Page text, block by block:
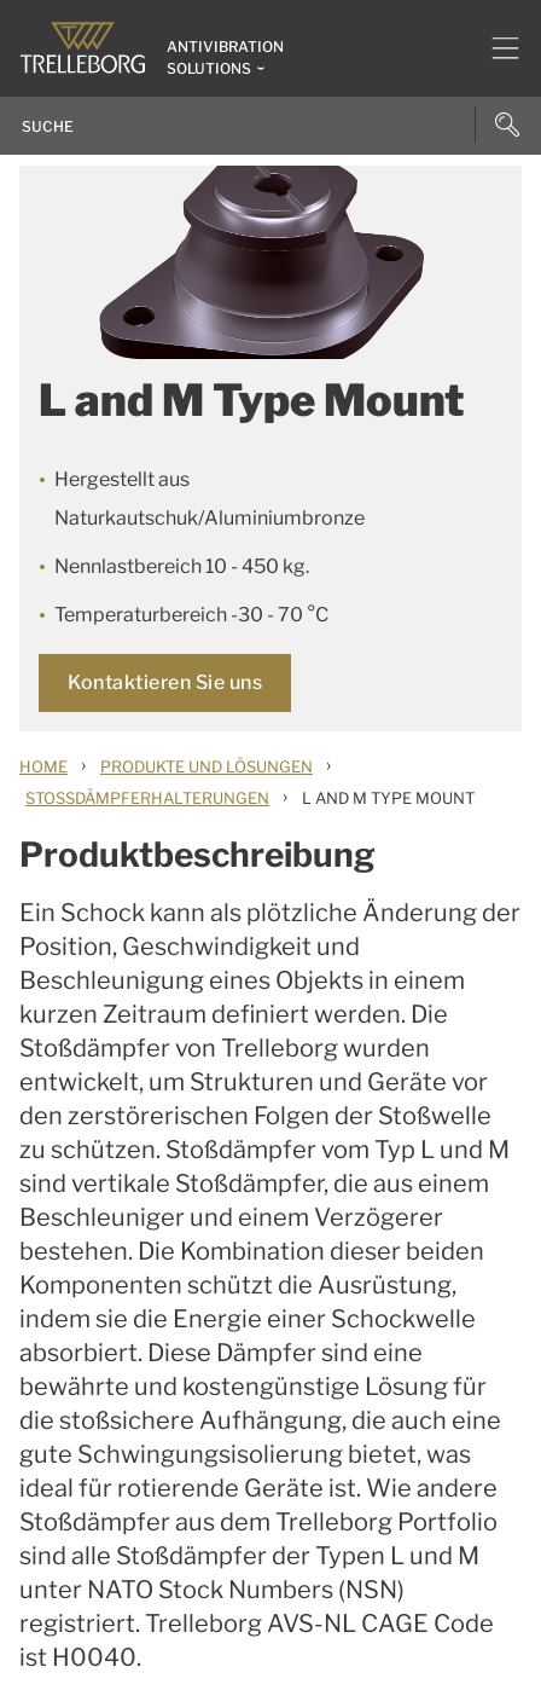
ANTIVIBRATION
SOLUTIONS
L and M Type Mount
Hergestellt aus
Naturkautschuk/Aluminiumbronze
Nennlastbereich 10 - 450 kg.
Temperaturbereich -30 - 70 °C
Kontaktieren Sie uns
HOME › PRODUKTE UND LÖSUNGEN ›
STOSSDÄMPFERHALTERUNGEN › L AND M TYPE MOUNT
Produktbeschreibung
Ein Schock kann als plötzliche Änderung der
Position, Geschwindigkeit und
Beschleunigung eines Objekts in einem
kurzen Zeitraum definiert werden. Die
Stoßdämpfer von Trelleborg wurden
entwickelt, um Strukturen und Geräte vor
den zerstörerischen Folgen der Stoßwelle
zu schützen. Stoßdämpfer vom Typ L und M
sind vertikale Stoßdämpfer, die aus einem
Beschleuniger und einem Verzögerer
bestehen. Die Kombination dieser beiden
Komponenten schützt die Ausrüstung,
indem sie die Energie einer Schockwelle
absorbiert. Diese Dämpfer sind eine
bewährte und kostengünstige Lösung für
die stoßsichere Aufhängung, die auch eine
gute Schwingungsisolierung bietet, was
ideal für rotierende Geräte ist. Wie andere
Stoßdämpfer aus dem Trelleborg Portfolio
sind alle Stoßdämpfer der Typen L und M
unter NATO Stock Numbers (NSN)
registriert. Trelleborg AVS-NL CAGE Code
ist H0040.